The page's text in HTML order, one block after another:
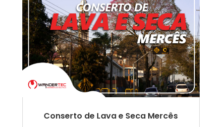
Conserto de Lava e Seca Mercês